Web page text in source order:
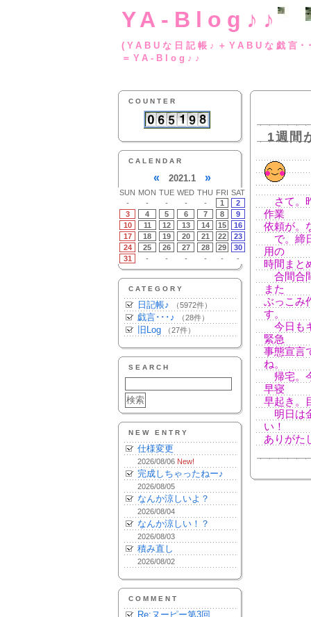
YA-Blog♪♪
(YABUな日記帳♪
＝YA-Blog♪♪
COUNTER
CALENDAR
« 2021.1 »
SUN MON TUE WED THU FRI SAT
-
- - - - 1
2
3
4 5 6 7 8
9
10
11 12 13 14 15
16
17
18 19 20 21 22
23
24
25 26 27 28 29
30
31
- - - - - -
CATEGORY
日記帳♪ （5972件）
戯言･･･♪ （28件）
旧Log （27件）
SEARCH
NEW ENTRY
仕様変更
2026/08/06 New!
完成しちゃったねー♪
2026/08/05
なんか涼しいよ？
2026/08/04
なんか涼しい！？
2026/08/03
積み直し
2026/08/02
COMMENT
Re:ヌーピー第3回
1週間
さて。
作業
依頼が。
で。締
用の
時間まと
合間合
また
ぶっこみ
す。
今日も
緊急
事態宣言
ね。
帰宅。
早寝
早起き。
明日は
い！
ありがた